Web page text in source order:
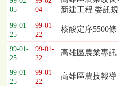
05
04
新建工程 委託
99-01-
25
99-01-
22
核酸定序5500條
99-01-
25
99-01-
22
高雄區農業專訊
99-01-
25
99-01-
22
高雄區農技報導